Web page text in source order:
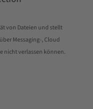
von Dateien und stellt
Messaging-, Cloud
nicht verlassen können.